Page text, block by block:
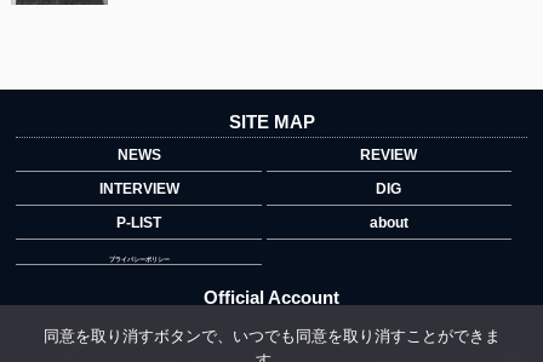
SITE MAP
NEWS
REVIEW
INTERVIEW
DIG
P-LIST
about
プライバシーポリシー
Official Account
同意を取り消すボタンで、いつでも同意を取り消すことができま